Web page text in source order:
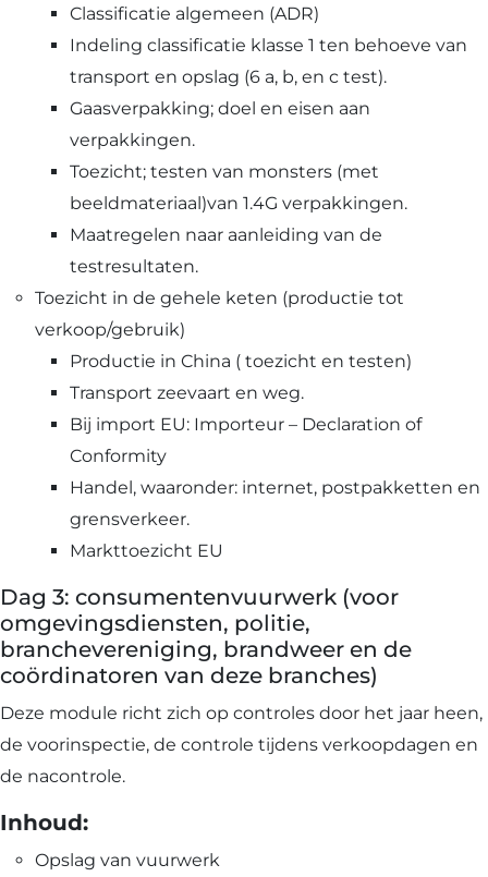
Classificatie algemeen (ADR)
Indeling classificatie klasse 1 ten behoeve van
transport en opslag (6 a, b, en c test).
Gaasverpakking; doel en eisen aan
verpakkingen.
Toezicht; testen van monsters (met
beeldmateriaal)van 1.4G verpakkingen.
Maatregelen naar aanleiding van de
testresultaten.
Toezicht in de gehele keten (productie tot
verkoop/gebruik)
Productie in China ( toezicht en testen)
Transport zeevaart en weg.
Bij import EU: Importeur – Declaration of
Conformity
Handel, waaronder: internet, postpakketten en
grensverkeer.
Markttoezicht EU
Dag 3: consumentenvuurwerk (voor
omgevingsdiensten, politie,
branchevereniging, brandweer en de
coördinatoren van deze branches)
Deze module richt zich op controles door het jaar heen,
de voorinspectie, de controle tijdens verkoopdagen en
de nacontrole.
Inhoud:
Opslag van vuurwerk